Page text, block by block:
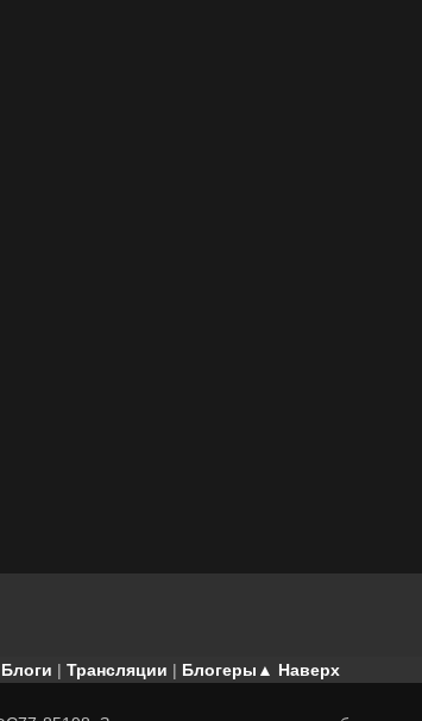
▲ Наверх
Блоги | Трансляции | Блогеры